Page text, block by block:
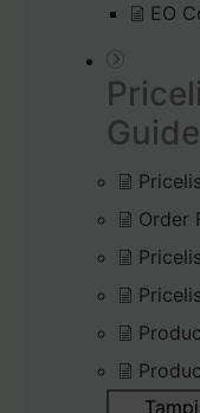
EO
Guide
Order